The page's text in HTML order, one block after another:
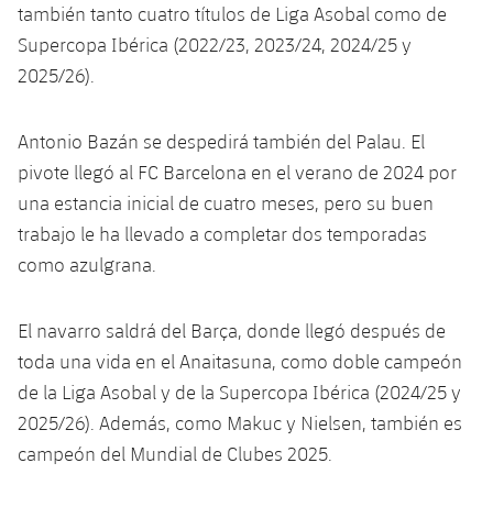
también tanto cuatro títulos de Liga Asobal como de
Supercopa Ibérica (2022/23, 2023/24, 2024/25 y
2025/26).
Antonio Bazán se despedirá también del Palau. El
pivote llegó al FC Barcelona en el verano de 2024 por
una estancia inicial de cuatro meses, pero su buen
trabajo le ha llevado a completar dos temporadas
como azulgrana.
El navarro saldrá del Barça, donde llegó después de
toda una vida en el Anaitasuna, como doble campeón
de la Liga Asobal y de la Supercopa Ibérica (2024/25 y
2025/26). Además, como Makuc y Nielsen, también es
campeón del Mundial de Clubes 2025.